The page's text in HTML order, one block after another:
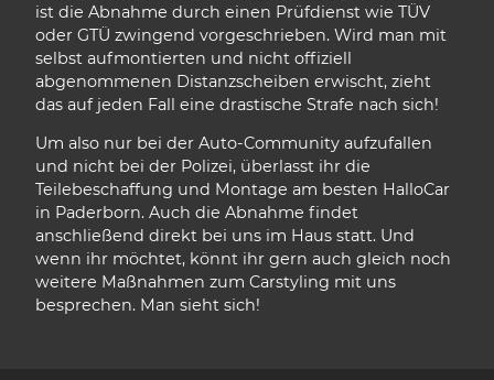
ist die Abnahme durch einen Prüfdienst wie TÜV
oder GTÜ zwingend vorgeschrieben. Wird man mit
selbst aufmontierten und nicht offiziell
abgenommenen Distanzscheiben erwischt, zieht
das auf jeden Fall eine drastische Strafe nach sich!
Um also nur bei der Auto-Community aufzufallen
und nicht bei der Polizei, überlasst ihr die
Teilebeschaffung und Montage am besten HalloCar
in Paderborn. Auch die Abnahme findet
anschließend direkt bei uns im Haus statt. Und
wenn ihr möchtet, könnt ihr gern auch gleich noch
weitere Maßnahmen zum Carstyling mit uns
besprechen. Man sieht sich!